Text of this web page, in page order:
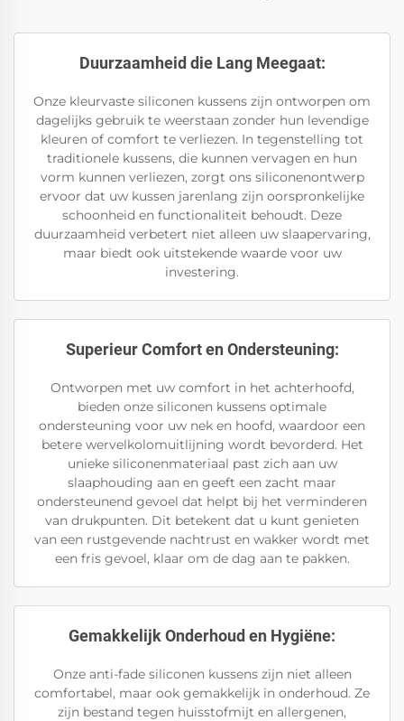
Duurzaamheid die Lang Meegaat:
Onze kleurvaste siliconen kussens zijn ontworpen om
dagelijks gebruik te weerstaan zonder hun levendige
kleuren of comfort te verliezen. In tegenstelling tot
traditionele kussens, die kunnen vervagen en hun
vorm kunnen verliezen, zorgt ons siliconenontwerp
ervoor dat uw kussen jarenlang zijn oorspronkelijke
schoonheid en functionaliteit behoudt. Deze
duurzaamheid verbetert niet alleen uw slaapervaring,
maar biedt ook uitstekende waarde voor uw
investering.
Superieur Comfort en Ondersteuning:
Ontworpen met uw comfort in het achterhoofd,
bieden onze siliconen kussens optimale
ondersteuning voor uw nek en hoofd, waardoor een
betere wervelkolomuitlijning wordt bevorderd. Het
unieke siliconenmateriaal past zich aan uw
slaaphouding aan en geeft een zacht maar
ondersteunend gevoel dat helpt bij het verminderen
van drukpunten. Dit betekent dat u kunt genieten
van een rustgevende nachtrust en wakker wordt met
een fris gevoel, klaar om de dag aan te pakken.
Gemakkelijk Onderhoud en Hygiëne:
Onze anti-fade siliconen kussens zijn niet alleen
comfortabel, maar ook gemakkelijk in onderhoud. Ze
zijn bestand tegen huisstofmijt en allergenen,